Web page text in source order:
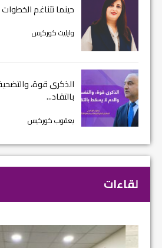
حينما تتناغم
وايليت كوركيس
الذكرى قوة،
بالتقاد...
يعقوب كوركيس
لقاءات